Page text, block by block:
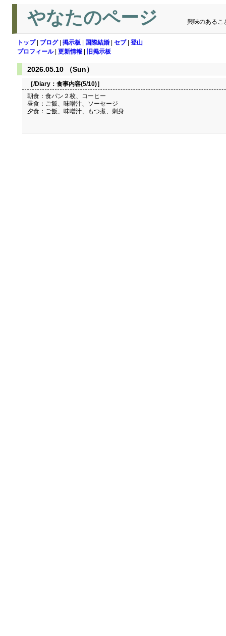
やなたのページ 興味のあるこ
トップ| ブログ| 掲示板 国際結婚 セブ| 登山
プロフィール| 更新情報 旧掲示板
2026.05.10 （Sun）
［/Diary： 食事内容(5/10)］
朝食：食パン２枚、コーヒー
昼食：ご飯、味噌汁、ソーセージ
夕食：ご飯、味噌汁、もつ煮、刺身